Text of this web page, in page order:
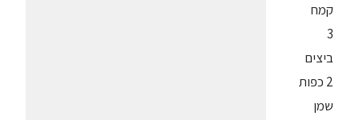
קמח
3
ביצים
2 כפות
שמן